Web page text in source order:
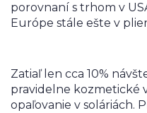
porovnaní s trhom v
Európe stále ešte v
Zatiaľ len cca 10%
pravidelne kozmetické
opaľovanie v soláriách.